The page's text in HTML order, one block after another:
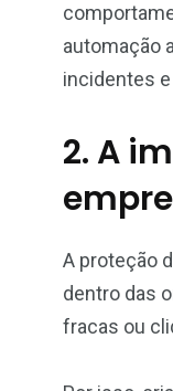
automação
incidentes
2. A
A proteção
dentro das
fracas ou